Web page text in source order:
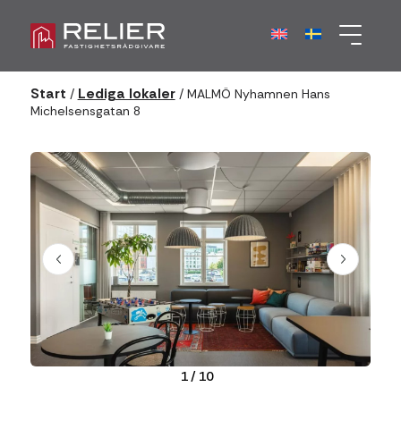
Start / Lediga lokaler/ MALMÖ Nyhamnen Hans
Michelsensgatan 8
1/ 10